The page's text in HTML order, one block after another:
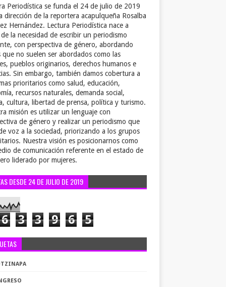
Periodística se funda el 24 de julio de 2019
dirección de la reportera acapulqueña Rosalba
Hernández. Lectura Periodística nace a
la necesidad de escribir un periodismo
con perspectiva de género, abordando
que no suelen ser abordados como las
pueblos originarios, derechos humanos e
Sin embargo, también damos cobertura a
prioritarios como salud, educación,
recursos naturales, demanda social,
cultura, libertad de prensa, política y turismo.
misión es utilizar un lenguaje con
de género y realizar un periodismo que
voz a la sociedad, priorizando a los grupos
Nuestra visión es posicionarnos como
de comunicación referente en el estado de
liderado por mujeres.
DESDE 24 DE JULIO DE 2019
6 3 3 9 6 5